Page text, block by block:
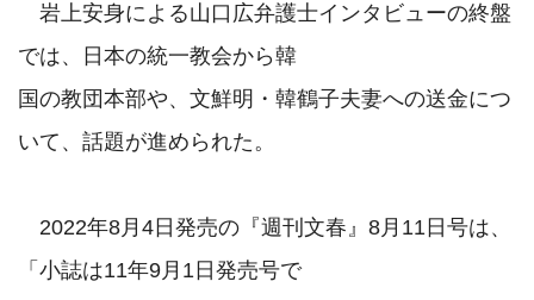
岩上安身による山口広弁護士インタビューの終盤
では、日本の統一教会から韓
国の教団本部や、文鮮明・韓鶴子夫妻への送金につ
いて、話題が進められた。
2022年8月4日発売の『週刊文春』8月11日号は、
「小誌は11年9月1日発売号で